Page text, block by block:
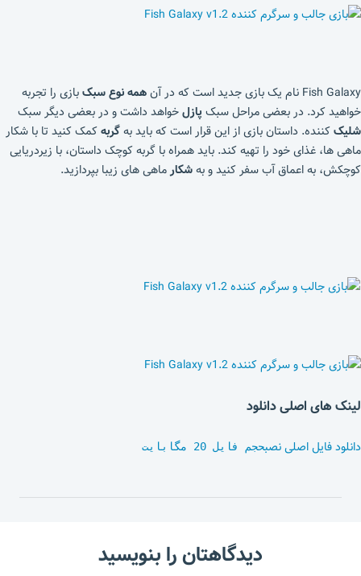
Fish Galaxy نام یک بازی جدید است که در آن همه نوع سبکبازی را تجربه
خواهید کرد. در بعضی مراحل سبک پازلخواهد داشت و در بعضی دیگر سبک
شلیککننده. داستان بازی از این قرار است که باید بهگربهکمک کنید تا با شکار
ماهی ها، غذای خود را تهیه کند. باید همراه با گربه کوچک داستان، با زیردریایی
کوچکش، به اعماق آب سفر کنید و بهشکارماهی های زیبا بپردازید.
لینک های اصلی دانلود
دانلود فایل اصلی نصبحجم فایل 20 مگابایت
دیدگاهتان را بنویسید